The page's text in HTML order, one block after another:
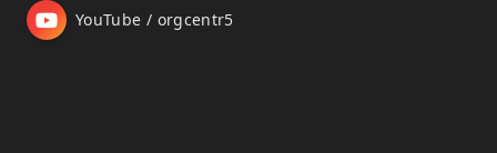
YouTube / orgcentr5